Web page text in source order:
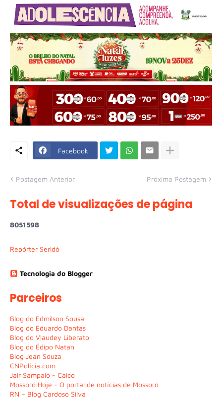
Facebook
Postagem Anterior Próxima Postagem
Total de visualizações de página
8051598
Repórter Seridó
Tecnologia do Blogger
Parceiros
Blog do Edmilson Sousa
Blog do Eduardo Dantas
Blog do Vlaudey Liberato
Blog do Édipo Natan
Blog Jean Souza
CNPolícia.com
Jair Sampaio - Caicó
Mossoró Hoje - O portal de notícias de Mossoró
RN – Blog Cardoso Silva